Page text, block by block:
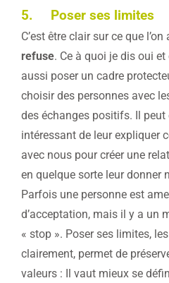
5. Poser ses limites
C’est être clair sur ce que
refuse. Ce à quoi je dis oui et
aussi poser un cadre
choisir des personnes avec
des échanges positifs. Il peut
intéressant de leur expliquer
avec nous pour créer une
en quelque sorte leur donner
Parfois une personne est
d’acceptation, mais il y a un
« stop ». Poser ses limites,
clairement, permet de
valeurs : Il vaut mieux se